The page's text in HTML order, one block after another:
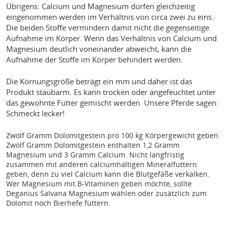
Übrigens: Calcium und Magnesium dürfen gleichzeitig
eingenommen werden im Verhältnis von circa zwei zu eins.
Die beiden Stoffe vermindern damit nicht die gegenseitige
Aufnahme im Körper. Wenn das Verhältnis von Calcium und
Magnesium deutlich voneinander abweicht, kann die
Aufnahme der Stoffe im Körper behindert werden.
Die Körnungsgröße beträgt ein mm und daher ist das
Produkt staubarm. Es kann trocken oder angefeuchtet unter
das gewohnte Futter gemischt werden. Unsere Pferde sagen:
Schmeckt lecker!
Zwölf Gramm Dolomitgestein pro 100 kg Körpergewicht geben.
Zwölf Gramm Dolomitgestein enthalten 1,2 Gramm
Magnesium und 3 Gramm Calcium. Nicht langfristig
zusammen mit anderen calciumhaltigen Mineralfuttern
geben, denn zu viel Calcium kann die Blutgefäße verkalken.
Wer Magnesium mit B-Vitaminen geben möchte, sollte
Deganius Salvana Magnesium wählen oder zusätzlich zum
Dolomit noch Bierhefe füttern.